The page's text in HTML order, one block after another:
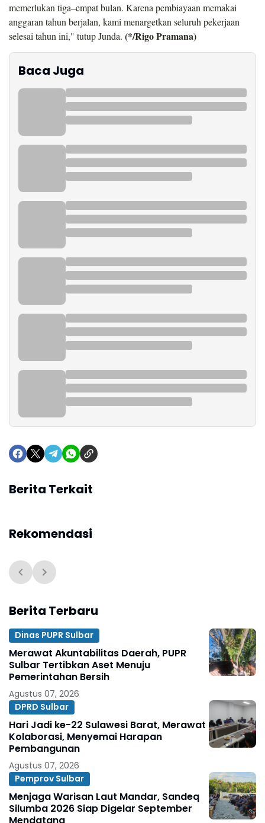
memerlukan tiga–empat bulan. Karena pembiayaan memakai
anggaran tahun berjalan, kami menargetkan seluruh pekerjaan
selesai tahun ini," tutup Junda. (*/Rigo Pramana)
Baca Juga
Berita Terkait
Rekomendasi
Berita Terbaru
Dinas PUPR Sulbar
Merawat Akuntabilitas Daerah, PUPR
Sulbar Tertibkan Aset Menuju
Pemerintahan Bersih
Agustus 07, 2026
DPRD Sulbar
Hari Jadi ke-22 Sulawesi Barat, Merawat
Kolaborasi, Menyemai Harapan
Pembangunan
Agustus 07, 2026
Pemprov Sulbar
Menjaga Warisan Laut Mandar, Sandeq
Silumba 2026 Siap Digelar September
Mendatang